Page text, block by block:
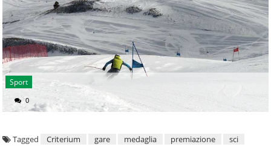
Sport
0
Tagged Criterium gare medaglia premiazione
sci